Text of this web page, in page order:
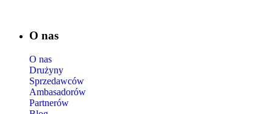
O nas
O nas
Drużyny
Sprzedawców
Ambasadorów
Partnerów